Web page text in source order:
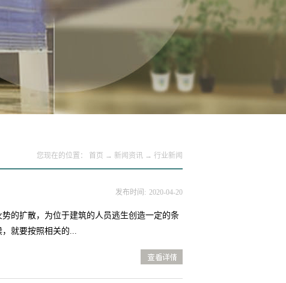
您现在的位置： 首页 → 新闻资讯 → 行业新闻
的扩散，为位于建筑的人员逃生创造一定的条
就要按照相关的...
向方面的要求通常情况下，防火门是安装在疏
发布时间: 2020-04-20